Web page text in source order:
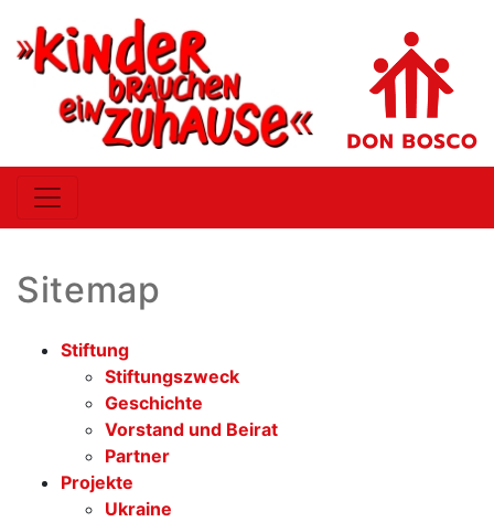
Sitemap
Stiftung
Stiftungszweck
Geschichte
Vorstand und Beirat
Partner
Projekte
Ukraine